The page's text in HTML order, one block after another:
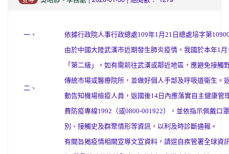
一、 依據行政院人事行政總處109年1月21日總處培字第
二、
由於中國大陸武漢市近期發生肺炎疫情，我國於本年1
「第二級」。如有需前往武漢或鄰近地區，應避免接
傳統市場或醫療院所，並做好個人手部及呼吸道衛生。
動告知機場檢疫人員，返國後14日內應落實自主健康管
費防疫專線1992（或0800-001922），並依指示佩戴口
別、接觸史及群聚情形等資訊，以利及時診斷通報。
有關旨揭疫情相關宣導文宣資料，請逕自疾管署全球資